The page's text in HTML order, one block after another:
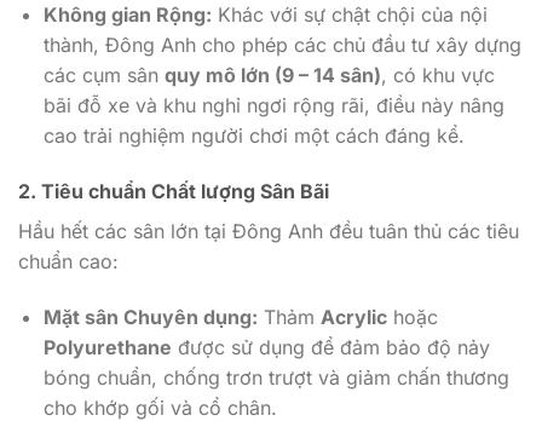
Không gian Rộng: Khác với sự chật chội của nội
thành, Đông Anh cho phép các chủ đầu tư xây dựng
các cụm sân quy mô lớn (9 – 14 sân), có khu vực
bãi đỗ xe và khu nghỉ ngơi rộng rãi, điều này nâng
cao trải nghiệm người chơi một cách đáng kể.
2. Tiêu chuẩn Chất lượng Sân Bãi
Hầu hết các sân lớn tại Đông Anh đều tuân thủ các tiêu
chuẩn cao:
Mặt sân Chuyên dụng: Thảm Acrylichoặc
Polyurethane được sử dụng để đảm bảo độ nảy
bóng chuẩn, chống trơn trượt và giảm chấn thương
cho khớp gối và cổ chân.